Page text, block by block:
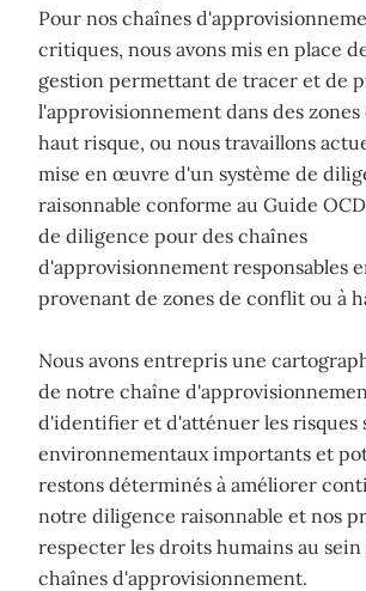
Pour nos chaînes
critiques, nous avons mis en place
gestion permettant de tracer et de
l'approvisionnement dans des
haut risque, ou nous travaillons
mise en œuvre d'un système de
raisonnable conforme au Guide
de diligence pour des chaînes
d'approvisionnement responsables
provenant de zones de conflit ou à
Nous avons entrepris une
de notre chaîne
d'identifier et d'atténuer les risques
environnementaux importants et
restons déterminés à améliorer
notre diligence raisonnable et nos
respecter les droits humains au sein
chaînes d'approvisionnement.